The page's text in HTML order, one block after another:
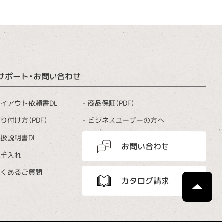
ポート・お問い合わせ
アウト依頼書DL
付け方（PDF）
説明書DL
入れ
あるご質問
商品保証（PDF）
ビジネスユーザーの方へ
お問い合わせ
カタログ請求